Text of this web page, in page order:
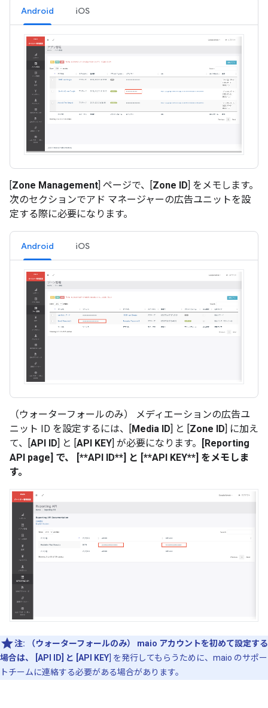
Android iOS
[Zone Management] ページで、[Zone ID] をメモします。
次のセクションでアド マネージャーの広告ユニットを設
定する際に必要になります。
Android iOS
（ウォーターフォールのみ） メディエーションの広告ユ
ニット ID を設定するには、[Media ID] と [Zone ID] に加え
て、[API ID] と [API KEY] が必要になります。 [Reporting
API page] で、 [**API ID**] と [**API KEY**] をメモしま
す。
注: （ウォーターフォールのみ） maio アカウントを初めて設定する
場合は、 [ API ID ] と [API KEY] を発行してもらうために、maio のサポー
トチームに連絡する必要がある場合があります。